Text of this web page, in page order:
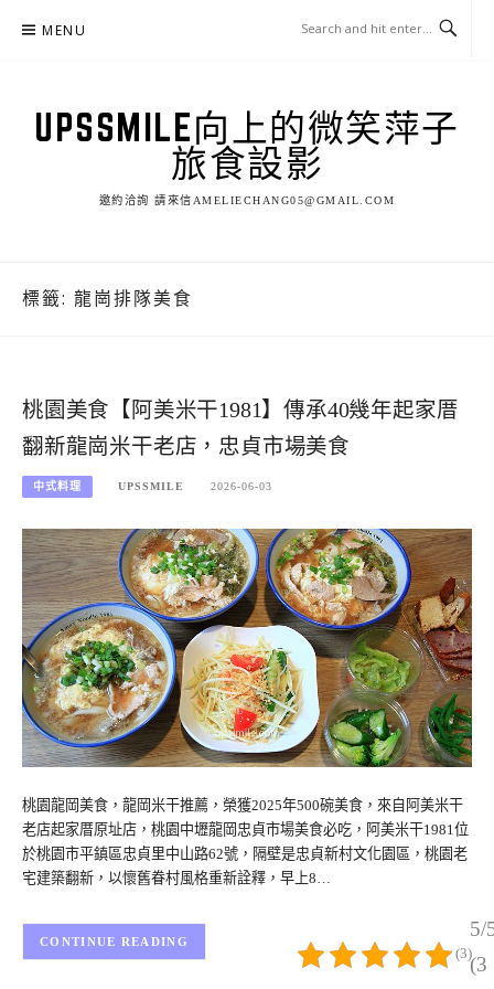
MENU
UPSSMILE向上的微笑萍子
旅食設影
邀約洽詢 請來信AMELIECHANG05@GMAIL.COM
標籤: 龍崗排隊美食
桃園美食【阿美米干1981】傳承40幾年起家厝
翻新龍崗米干老店，忠貞市場美食
中式料理 UPSSMILE 2026-06-03
桃園龍岡美食，龍岡米干推薦，榮獲2025年500碗美食，來自阿美米干
老店起家厝原址店，桃園中壢龍岡忠貞市場美食必吃，阿美米干1981位
於桃園市平鎮區忠貞里中山路62號，隔壁是忠貞新村文化園區，桃園老
宅建築翻新，以懷舊眷村風格重新詮釋，早上8…
5/
(3
(3)
CONTINUE READING